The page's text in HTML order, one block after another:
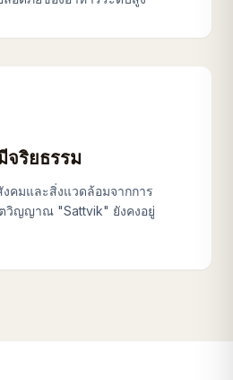
จริยธรรม
คมและสิ่งแวดล้อมจากการ
วิญญาณ "Sattvik" ยังคงอยู่